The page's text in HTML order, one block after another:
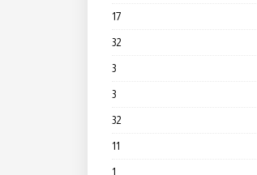
17
32
3
3
32
11
1